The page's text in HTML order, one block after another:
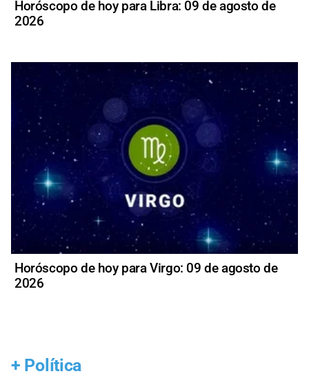
Horóscopo de hoy para Libra: 09 de agosto de
2026
Horóscopo de hoy para Virgo: 09 de agosto de
2026
+ Política